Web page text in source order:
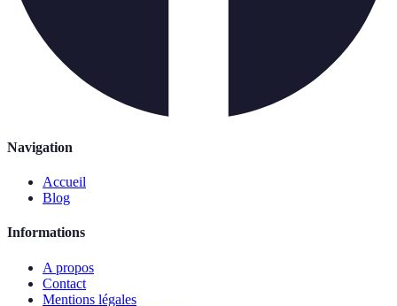
Navigation
Accueil
Blog
Informations
A propos
Contact
Mentions légales